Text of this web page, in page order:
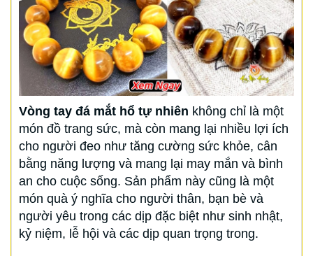
Vòng tay đá mắt hổ tự nhiên không chỉ là một
món đồ trang sức, mà còn mang lại nhiều lợi ích
cho người đeo như tăng cường sức khỏe, cân
bằng năng lượng và mang lại may mắn và bình
an cho cuộc sống. Sản phẩm này cũng là một
món quà ý nghĩa cho người thân, bạn bè và
người yêu trong các dịp đặc biệt như sinh nhật,
kỷ niệm, lễ hội và các dịp quan trọng trong.